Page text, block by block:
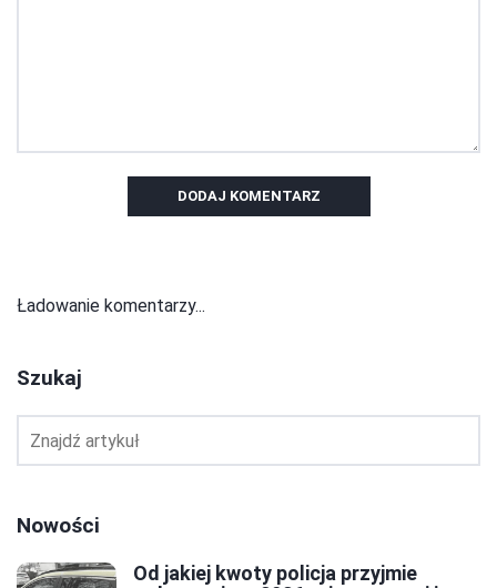
DODAJ KOMENTARZ
Ładowanie komentarzy...
Szukaj
Nowości
Od jakiej kwoty policja przyjmie